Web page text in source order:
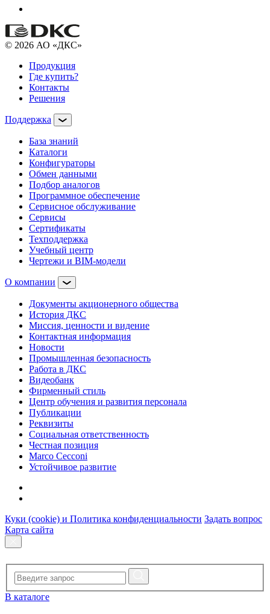
© 2026 АО «ДКС»
Продукция
Где купить?
Контакты
Решения
Поддержка
База знаний
Каталоги
Конфигураторы
Обмен данными
Подбор аналогов
Программное обеспечение
Сервисное обслуживание
Сервисы
Сертификаты
Техподдержка
Учебный центр
Чертежи и BIM-модели
О компании
Документы акционерного общества
История ДКС
Миссия, ценности и видение
Контактная информация
Новости
Промышленная безопасность
Работа в ДКС
Видеобанк
Фирменный стиль
Центр обучения и развития персонала
Публикации
Реквизиты
Социальная ответственность
Честная позиция
Marco Cecconi
Устойчивое развитие
Куки (cookie) и Политика конфиденциальности Задать вопрос
Карта сайта
В каталоге